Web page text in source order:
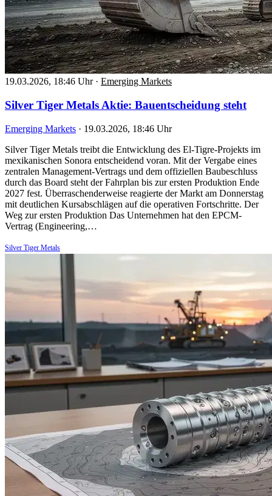
19.03.2026, 18:46 Uhr · Emerging Markets
Silver Tiger Metals Aktie: Bauentscheidung steht
Emerging Markets · 19.03.2026, 18:46 Uhr
Silver Tiger Metals treibt die Entwicklung des El-Tigre-Projekts im
mexikanischen Sonora entscheidend voran. Mit der Vergabe eines
zentralen Management-Vertrags und dem offiziellen Baubeschluss
durch das Board steht der Fahrplan bis zur ersten Produktion Ende
2027 fest. Überraschenderweise reagierte der Markt am Donnerstag
mit deutlichen Kursabschlägen auf die operativen Fortschritte. Der
Weg zur ersten Produktion Das Unternehmen hat den EPCM-
Vertrag (Engineering,…
Silver Tiger Metals